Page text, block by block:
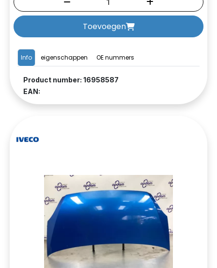
Info eigenschappen OE nummers
Product number: 16958587
EAN:
Toevoegen